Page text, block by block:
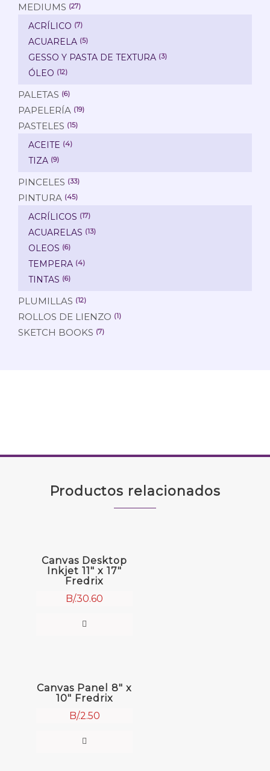
MEDIUMS (27)
ACRÍLICO (7)
ACUARELA (5)
GESSO Y PASTA DE TEXTURA (3)
ÓLEO (12)
PALETAS (6)
PAPELERÍA (19)
PASTELES (15)
ACEITE (4)
TIZA (9)
PINCELES (33)
PINTURA (45)
ACRÍLICOS (17)
ACUARELAS (13)
OLEOS (6)
TEMPERA (4)
TINTAS (6)
PLUMILLAS (12)
ROLLOS DE LIENZO (1)
SKETCH BOOKS (7)
Productos relacionados
Canvas Desktop
Inkjet 11″ x 17″
Fredrix
B/.30.60
Canvas Panel 8″ x
10″ Fredrix
B/.2.50